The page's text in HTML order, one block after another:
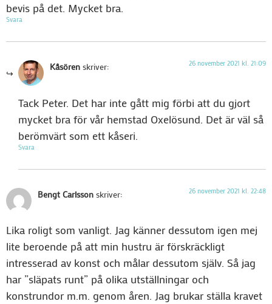
bevis på det. Mycket bra.
Svara
Kåsören skriver: 26 november 2021 kl. 21:09
Tack Peter. Det har inte gått mig förbi att du gjort
mycket bra för vår hemstad Oxelösund. Det är väl så
berömvärt som ett kåseri.
Svara
Bengt Carlsson skriver: 26 november 2021 kl. 22:48
Lika roligt som vanligt. Jag känner dessutom igen mej
lite beroende på att min hustru är förskräckligt
intresserad av konst och målar dessutom själv. Så jag
har ”släpats runt” på olika utställningar och
konstrundor m.m. genom åren. Jag brukar ställa kravet